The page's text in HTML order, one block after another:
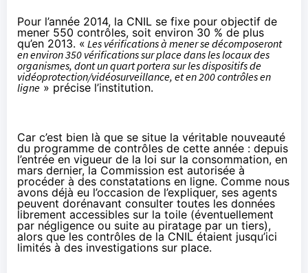
Pour l’année 2014, la CNIL se fixe pour objectif de
mener 550 contrôles, soit environ 30 % de plus
qu’en 2013. « Les vérifications à mener se décomposeront
en environ 350 vérifications sur place dans les locaux des
organismes, dont un quart portera sur les dispositifs de
vidéoprotection/vidéosurveillance, et en 200 contrôles en
ligne » précise l’institution.
Car c’est bien là que se situe la véritable nouveauté
du programme de contrôles de cette année : depuis
l’entrée en vigueur de la loi sur la consommation, en
mars dernier, la Commission est autorisée à
procéder à des constatations en ligne. Comme nous
avons déjà eu l’occasion de l’expliquer, ses agents
peuvent dorénavant consulter toutes les données
librement accessibles sur la toile (éventuellement
par négligence ou suite au piratage par un tiers),
alors que les contrôles de la CNIL étaient jusqu’ici
limités à des investigations sur place.